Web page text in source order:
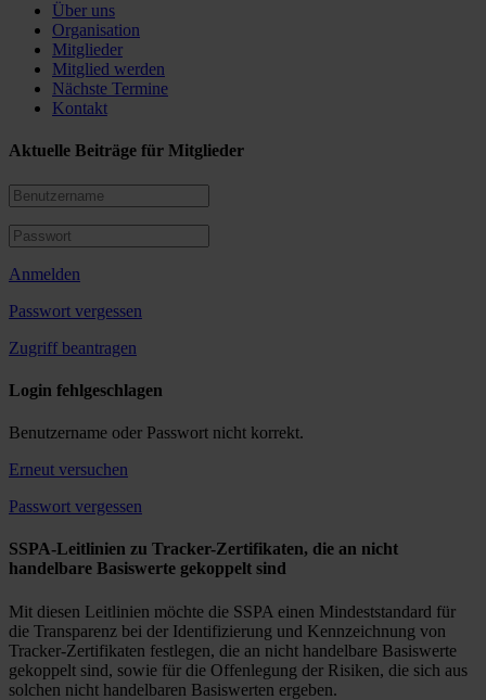
Über uns
Organisation
Mitglieder
Mitglied werden
Nächste Termine
Kontakt
Aktuelle Beiträge für Mitglieder
Anmelden
Passwort vergessen
Zugriff beantragen
Login fehlgeschlagen
Benutzername oder Passwort nicht korrekt.
Erneut versuchen
Passwort vergessen
SSPA-Leitlinien zu Tracker-Zertifikaten, die an nicht
handelbare Basiswerte gekoppelt sind
Mit diesen Leitlinien möchte die SSPA einen Mindeststandard für
die Transparenz bei der Identifizierung und Kennzeichnung von
Tracker-Zertifikaten festlegen, die an nicht handelbare Basiswerte
gekoppelt sind, sowie für die Offenlegung der Risiken, die sich aus
solchen nicht handelbaren Basiswerten ergeben.